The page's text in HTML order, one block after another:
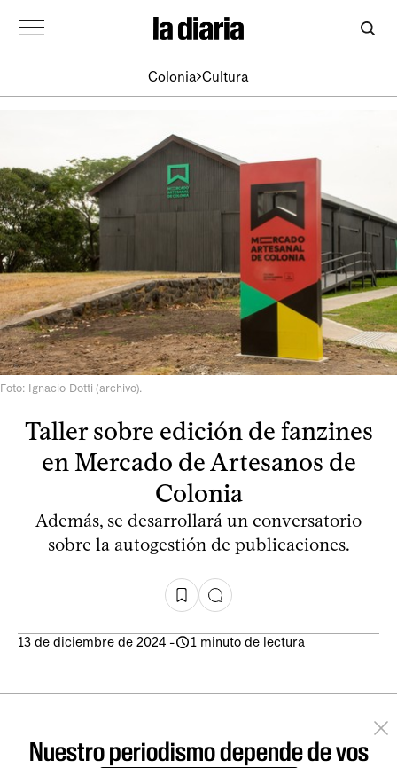
Colonia Cultura
Foto: Ignacio Dotti (archivo).
Taller sobre edición de fanzines
en Mercado de Artesanos de
Colonia
Además, se desarrollará un conversatorio
sobre la autogestión de publicaciones.
13 de diciembre de 2024 - 1 minuto de lectura
Nuestro periodismo depende de vos